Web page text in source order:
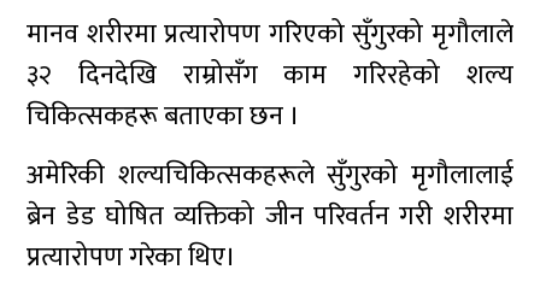
मानव शरीरमा प्रत्यारोपण गरिएको सुँगुरको मृगौलाले
३२ दिनदेखि राम्रोसँग काम गरिरहेको शल्य
चिकित्सकहरू बताएका छन ।
अमेरिकी शल्यचिकित्सकहरूले सुँगुरको मृगौलालाई
ब्रेन डेड घोषित व्यक्तिको जीन परिवर्तन गरी शरीरमा
प्रत्यारोपण गरेका थिए।